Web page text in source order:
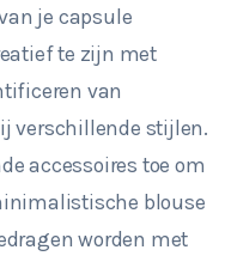
je capsule
te zijn met
van
verschillende stijlen.
accessoires toe om
blouse
worden met